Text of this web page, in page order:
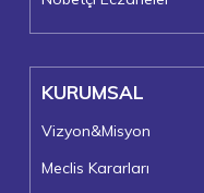
KURUMSAL
Vizyon&Misyon
Meclis Kararları